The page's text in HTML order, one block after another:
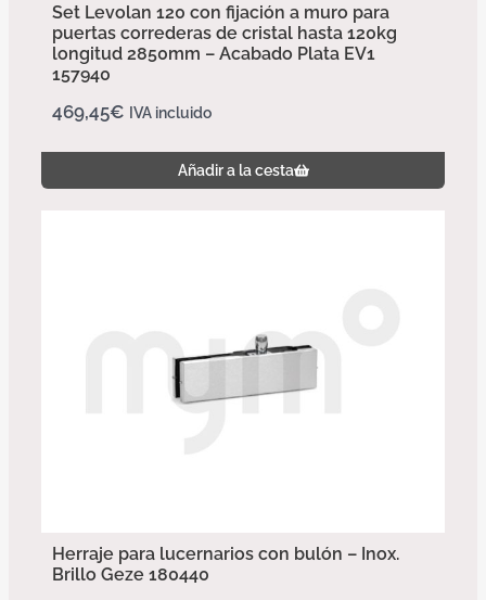
Set Levolan 120 con fijación a muro para
puertas correderas de cristal hasta 120kg
longitud 2850mm – Acabado Plata EV1
157940
469,45€ IVA incluido
Añadir a la cesta
Herraje para lucernarios con bulón – Inox.
Brillo Geze 180440